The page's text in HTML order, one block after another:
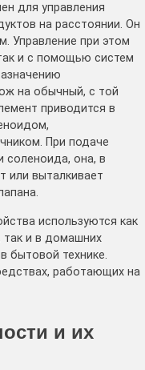
для управления
на расстоянии. Он
Управление при этом
и с помощью систем
на обычный, с той
приводится в
При подаче
соленоида, она, в
или выталкивает
используются как
так и в домашних
бытовой технике.
работающих на
и их